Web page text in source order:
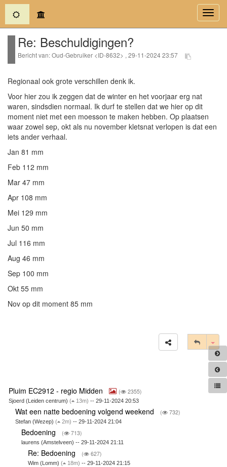
(current)
Re: Beschuldigingen?
Bericht van: Oud-Gebruiker <ID-8632> , 29-11-2024 23:57
Regionaal ook grote verschillen denk ik.
Voor hier zou ik zeggen dat de winter en het voorjaar erg nat
waren, sindsdien normaal. Ik durf te stellen dat we hier op dit
moment niet met een moesson te maken hebben. Op plaatsen
waar zowel sep, okt als nu november kletsnat verlopen is dat een
iets ander verhaal.
Jan 81 mm
Feb 112 mm
Mar 47 mm
Apr 108 mm
Mei 129 mm
Jun 50 mm
Jul 116 mm
Aug 46 mm
Sep 100 mm
Okt 55 mm
Nov op dit moment 85 mm
Pluim EC2912 - regio Midden ( 2355)
Sjoerd (Leiden centrum) ( 13m) -- 29-11-2024 20:53
Wat een natte bedoening volgend weekend ( 732)
Stefan (Wezep) ( 2m) -- 29-11-2024 21:04
Bedoening ( 713)
laurens (Amstelveen) -- 29-11-2024 21:11
Re: Bedoening ( 627)
Wim (Lomm) ( 18m) -- 29-11-2024 21:15